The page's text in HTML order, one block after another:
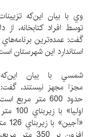
وي با بيان اين‌که
توسط افراد کتابخانه‌،
استاندارد اين شهرستان
شمسي با بيان اين‌که
مجزا مجهز نيستند،
حدود 600 متر